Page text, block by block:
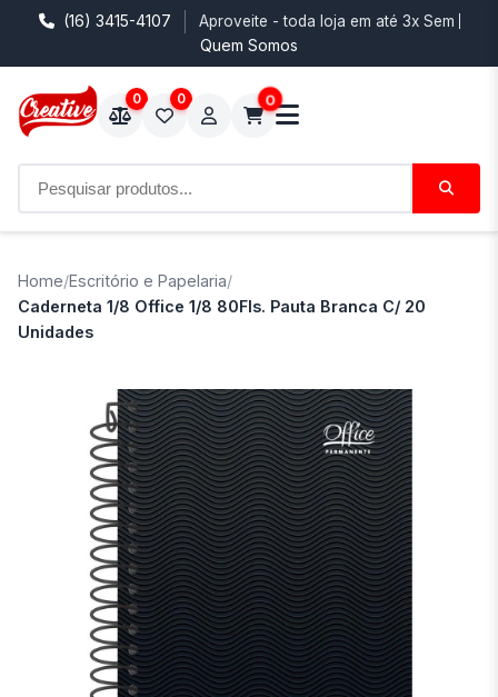
(16) 3415-4107 Aproveite - toda loja em até 3x Sem
Quem Somos
0 0 0
Home/Escritório e Papelaria/
Caderneta 1/8 Office 1/8 80Fls. Pauta Branca C/ 20
Unidades